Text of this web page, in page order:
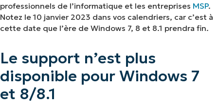
Pourquoi Microsoft a mis fin à la prise en charge
de Windows 7 et 8/8.1
professionnels de l’informatique et les
entreprises
3 façons pour les responsables informatiques de
professionnels de l’informatique et les entreprises MSP.
Notez le 10 janvier 2023 dans vos calendriers, car c’est à
cette date que l’ère de Windows 7, 8 et 8.1 prendra fin.
Le support n’est plus
disponible pour Windows 7
et 8/8.1